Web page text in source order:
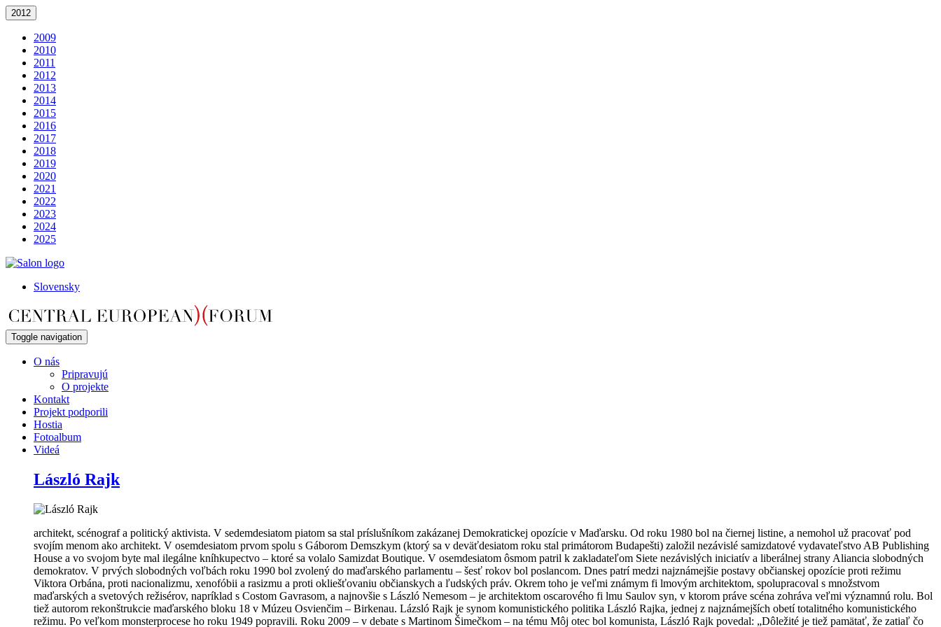
2012
2009
2010
2011
2012
2013
2014
2015
2016
2017
2018
2019
2020
2021
2022
2023
2024
2025
Slovensky
Toggle navigation
O nás
Pripravujú
O projekte
Kontakt
Projekt podporili
Hostia
Fotoalbum
Videá
László Rajk
architekt, scénograf a politický aktivista. V sedemdesiatom piatom sa stal príslušníkom zakázanej Demokratickej opozície v Maďarsku. Od roku 1980 bol na čiernej listine, a nemohol už pracovať pod
svojím menom ako architekt. V osemdesiatom prvom spolu s Gáborom Demszkym (ktorý sa v deväťdesiatom roku stal primátorom Budapešti) založil nezávislé samizdatové vydavateľstvo AB Publishing
House a vo svojom byte mal ilegálne kníhkupectvo – ktoré sa volalo Samizdat Boutique. V osemdesiatom ôsmom patril k zakladateľom Siete nezávislých iniciatív a liberálnej strany Aliancia slobodných
demokratov. V prvých slobodných voľbách roku 1990 bol zvolený do maďarského parlamentu – šesť rokov bol poslancom. Dnes patrí medzi najznámejšie postavy občianskej opozície proti režimu
Viktora Orbána, proti nacionalizmu, xenofóbii a rasizmu a proti okliešťovaniu občianskych a ľudských práv. Okrem toho je veľmi známym fi lmovým architektom, spolupracoval s množstvom
maďarských a svetových režisérov, napríklad s Costom Gavrasom, a najnovšie s László Nemesom – je architektom oscarového fi lmu Saulov syn, v ktorom práve scéna zohráva veľmi významnú rolu. Bol
tiež autorom rekonštrukcie maďarského bloku 18 v Múzeu Osvienčim – Birkenau. Lázsló Rajk je synom komunistického politika László Rajka, jednej z najznámejších obetí totalitného komunistického
režimu. Po veľkom monsterprocese ho roku 1949 popravili. Roku 2009 – v debate s Martinom Šimečkom – na tému Môj otec bol komunista, László Rajk povedal: „Dôležité je tiež pamätať, že zatiaľ čo